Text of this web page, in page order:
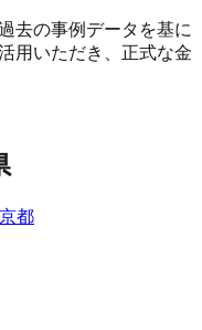
去の事例データを基に
用いただき、正式な金
都